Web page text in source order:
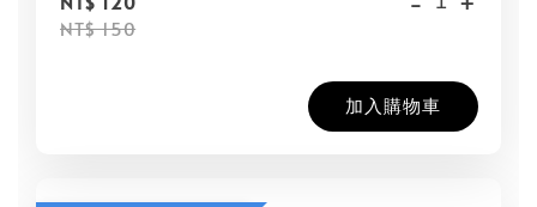
NT$ 150
加入購物車